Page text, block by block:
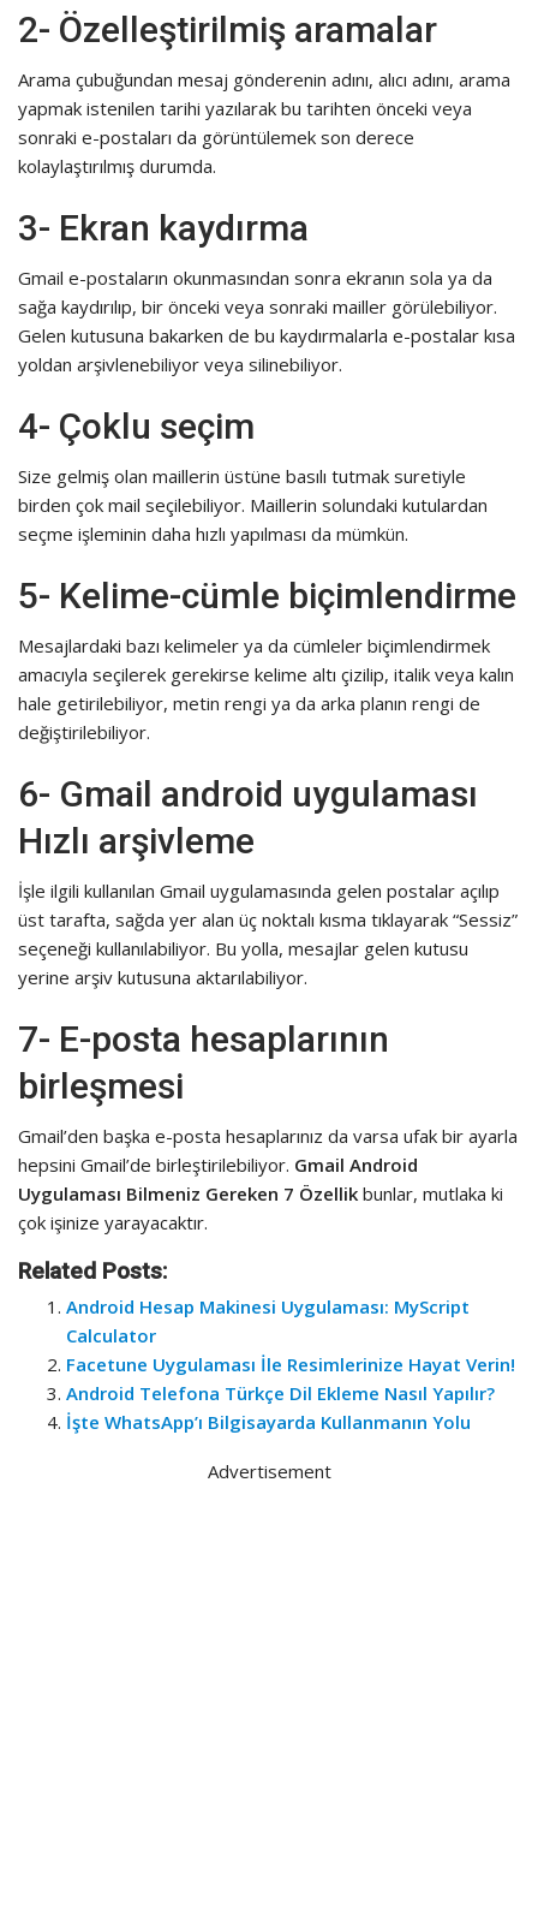
2- Özelleştirilmiş aramalar
Arama çubuğundan mesaj gönderenin adını, alıcı adını, arama
yapmak istenilen tarihi yazılarak bu tarihten önceki veya
sonraki e-postaları da görüntülemek son derece
kolaylaştırılmış durumda.
3- Ekran kaydırma
Gmail e-postaların okunmasından sonra ekranın sola ya da
sağa kaydırılıp, bir önceki veya sonraki mailler görülebiliyor.
Gelen kutusuna bakarken de bu kaydırmalarla e-postalar kısa
yoldan arşivlenebiliyor veya silinebiliyor.
4- Çoklu seçim
Size gelmiş olan maillerin üstüne basılı tutmak suretiyle
birden çok mail seçilebiliyor. Maillerin solundaki kutulardan
seçme işleminin daha hızlı yapılması da mümkün.
5- Kelime-cümle biçimlendirme
Mesajlardaki bazı kelimeler ya da cümleler biçimlendirmek
amacıyla seçilerek gerekirse kelime altı çizilip, italik veya kalın
hale getirilebiliyor, metin rengi ya da arka planın rengi de
değiştirilebiliyor.
6- Gmail android uygulaması
Hızlı arşivleme
İşle ilgili kullanılan Gmail uygulamasında gelen postalar açılıp
üst tarafta, sağda yer alan üç noktalı kısma tıklayarak “Sessiz”
seçeneği kullanılabiliyor. Bu yolla, mesajlar gelen kutusu
yerine arşiv kutusuna aktarılabiliyor.
7- E-posta hesaplarının
birleşmesi
Gmail’den başka e-posta hesaplarınız da varsa ufak bir ayarla
hepsini Gmail’de birleştirilebiliyor. Gmail Android
Uygulaması Bilmeniz Gereken 7 Özellik bunlar, mutlaka ki
çok işinize yarayacaktır.
Related Posts:
Android Hesap Makinesi Uygulaması: MyScript
Calculator
Facetune Uygulaması İle Resimlerinize Hayat Verin!
Android Telefona Türkçe Dil Ekleme Nasıl Yapılır?
İşte WhatsApp’ı Bilgisayarda Kullanmanın Yolu
Advertisement